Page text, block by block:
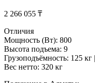
2 266 055 ₸
Отличия
Мощность (Вт): 800
Высота подъема: 9
Грузоподъёмность: 125 кг
Вес нетто: 320 кг